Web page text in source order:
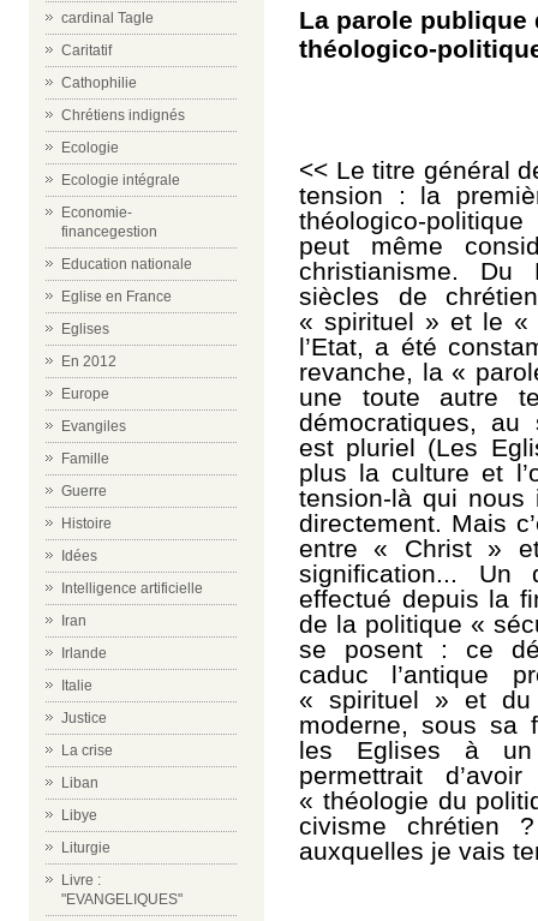
cardinal Tagle
Caritatif
Cathophilie
Chrétiens indignés
Ecologie
Ecologie intégrale
Economie-
financegestion
Education nationale
Eglise en France
Eglises
En 2012
Europe
Evangiles
Famille
Guerre
Histoire
Idées
Intelligence artificielle
Iran
Irlande
Italie
Justice
La crise
Liban
Libye
Liturgie
Livre :
"EVANGELIQUES"
La parole
théologico-
<< Le titre général
tension : la
théologico-
peut même
christianisme. Du
siècles de
« spirituel » et le «
l’Etat, a été
revanche, la «
une toute autre
démocratiques, au
est pluriel (Les
plus la culture et
tension-là qui nous
directement. Mais
entre « Christ »
signification... Un
effectué depuis la
de la politique «
se posent : ce
caduc l’antique
« spirituel » et du
moderne, sous sa
les Eglises à
permettrait
« théologie du
civisme chrétien
auxquelles je vais